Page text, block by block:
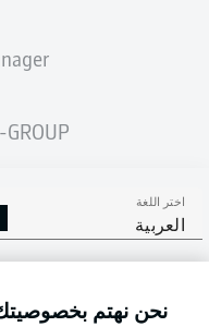
اختر اللغة
العربية
نحن نهتم